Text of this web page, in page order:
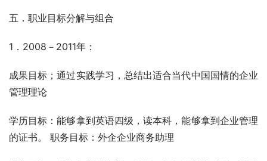
五．职业目标分解与组合
1．2008－2011年：
成果目标；通过实践学习，总结出适合当代中国国情的企业
管理理论
学历目标：能够拿到英语四级，读本科，能够拿到企业管理
的证书。 职务目标：外企企业商务助理